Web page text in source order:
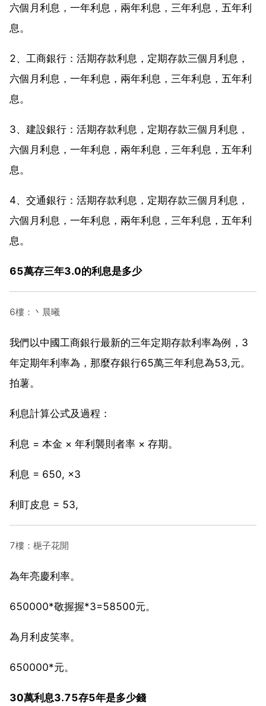
六個月利息，一年利息，兩年利息，三年利息，五年利
息。
2、工商銀行：活期存款利息，定期存款三個月利息，
六個月利息，一年利息，兩年利息，三年利息，五年利
息。
3、建設銀行：活期存款利息，定期存款三個月利息，
六個月利息，一年利息，兩年利息，三年利息，五年利
息。
4、交通銀行：活期存款利息，定期存款三個月利息，
六個月利息，一年利息，兩年利息，三年利息，五年利
息。
65萬存三年3.0的利息是多少
6樓：丶晨曦
我們以中國工商銀行最新的三年定期存款利率為例，3
年定期年利率為，那麼存銀行65萬三年利息為53,元。
拍薯。
利息計算公式及過程：
利息 = 本金 × 年利襲則者率 × 存期。
利息 = 650, ×3
利盯皮息 = 53,
7樓：梔子花開
為年亮慶利率。
650000*敬握握*3=58500元。
為月利皮笑率。
650000*元。
30萬利息3.75存5年是多少錢